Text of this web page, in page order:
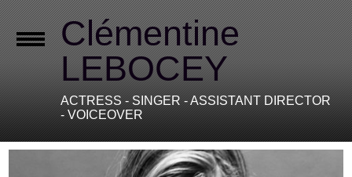
Clémentine
LEBOCEY
ACTRESS - SINGER - ASSISTANT DIRECTOR
- VOICEOVER